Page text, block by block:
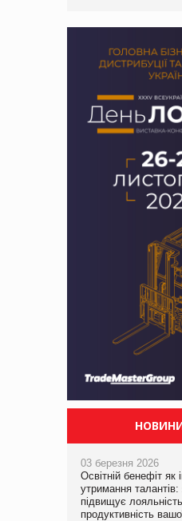
03 березня 2026
Освітній бенефіт як
утримання
підвищує
продуктивність